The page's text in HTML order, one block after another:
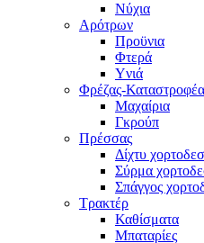
Νύχια
Αρότρων
Προϋνια
Φτερά
Υνιά
Φρέζας-Καταστροφέα
Mαχαίρια
Γκρούπ
Πρέσσας
Δίχτυ
Σύρμα
Σπάγγος
Τρακτέρ
Καθίσματα
Μπαταρίες